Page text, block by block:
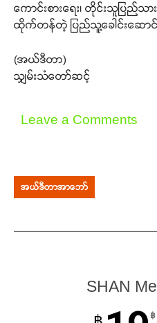
ကောင်းစားရေး၊ တိုင်းသူပြည်သ
ထိုက်တန်တဲ့ ပြည်သူ့ခေါင်းဆောင်
(အယ်ဒီတာ)
သျှမ်းသံတော်ဆင့်
Leave a Comments
အယ်ဒီတာအာဘော်
SHAN
฿